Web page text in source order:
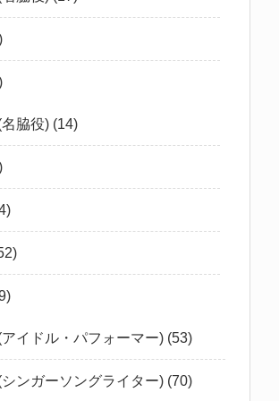
脇役) (14)
イドル・パフォーマー) (53)
ンガーソングライター) (70)